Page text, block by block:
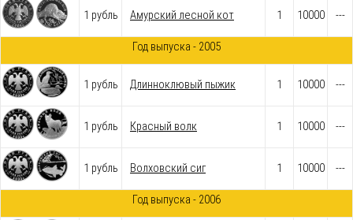
1 рубль Амурский лесной кот 1 10000 ---
Год выпуска - 2005
1 рубль Длинноклювый пыжик 1 10000 ---
1 рубль Красный волк 1 10000 ---
1 рубль Волховский сиг 1 10000 ---
Год выпуска - 2006